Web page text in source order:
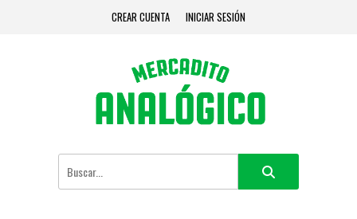
CREAR CUENTA INICIAR SESIÓN